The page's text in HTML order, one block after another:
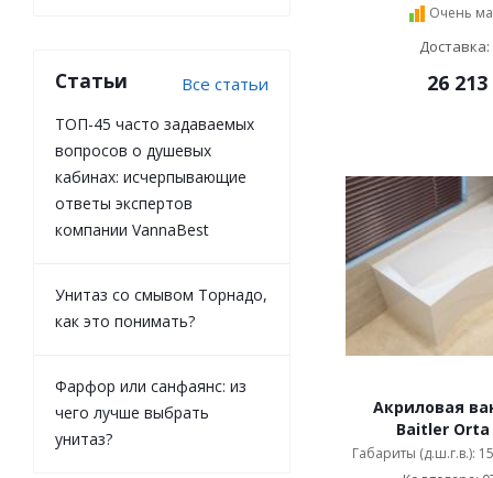
Очень
26 213
Акриловая
Baitler Orta
Габариты (д.ш.г.в.):
Koller Pool (
Sanindusa ( 3)
Santek (19)
Kolpa San (93)
Sturm (12
Am.Pm (11
Статьи Все статьи
ТОП-45 часто задаваемых
вопросов о душевых
кабинах: исчерпывающие
ответы экспертов
компании VannaBest
Унитаз со смывом Торнадо,
как это понимать?
Фарфор или санфаянс: из
чего лучше выбрать
унитаз?